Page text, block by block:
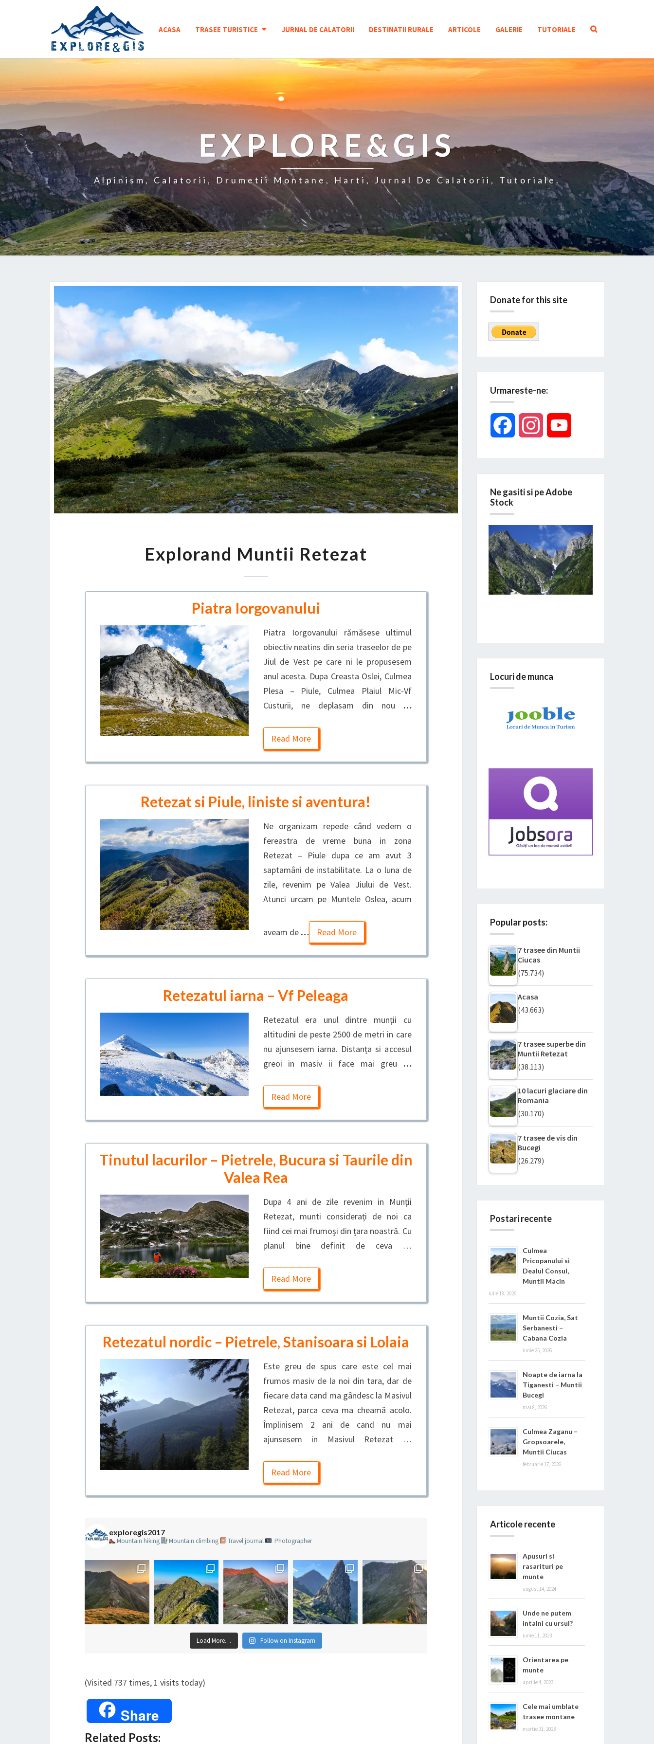
ACASA TRASEE TURISTICE JURNAL DE CALATORII DESTINATII RURALE ARTICOLE GALERIE TUTORIALE
SEARCH
EXPLORE&GIS
Alpinism, Calatorii, Drumetii Montane, Harti, Jurnal De Calatorii, Tutoriale.
MUNTII
Explorand Muntii Retezat
Piatra Iorgovanului
Piatra Iorgovanului rămăsese ultimul
obiectiv neatins din seria traseelor de pe
Jiul de Vest pe care ni le propusesem
anul acesta. Dupa Creasta Oslei, Culmea
Plesa – Piule, Culmea Plaiul Mic-Vf
Custurii, ne deplasam din nou …
Read More
Retezat si Piule, liniste si aventura!
Ne organizam repede când vedem o
fereastra de vreme buna in zona
Retezat – Piule dupa ce am avut 3
saptamâni de instabilitate. La o luna de
zile, revenim pe Valea Jiului de Vest.
Atunci urcam pe Muntele Oslea, acum
aveam de … Read More
Retezatul iarna – Vf Peleaga
Retezatul era unul dintre munții cu
altitudini de peste 2500 de metri in care
nu ajunsesem iarna. Distanța si accesul
greoi in masiv ii face mai greu
…
Read More
Tinutul lacurilor – Pietrele, Bucura si Taurile din
Valea Rea
Dupa 4 ani de zile revenim in Munții
Retezat, munti considerați de noi ca
fiind cei mai frumoși din țara noastră. Cu
planul bine definit de ceva …
Read More
Retezatul nordic – Pietrele, Stanisoara si Lolaia
Este greu de spus care este cel mai
frumos masiv de la noi din tara, dar de
fiecare data cand ma gândesc la Masivul
Retezat, parca ceva ma cheamă acolo.
Împlinisem 2 ani de cand nu mai
ajunsesem in Masivul Retezat …
Read More
exploregis2017
Mountain hiking Mountain climbing Travel journal Photographer
Load More… Follow on Instagram
(Visited 737 times, 1 visits today)
Share
Related Posts:
Donate for this site
Urmareste-ne:
Facebook Instagram
Ne gasiti si pe Adobe
Stock
Locuri de munca
Popular posts:
7 trasee din Muntii
Ciucas
(75.734)
Acasa
(43.663)
7 trasee superbe din
Muntii Retezat
(38.113)
10 lacuri glaciare din
Romania
(30.170)
7 trasee de vis din
Bucegi
(26.279)
Postari recente
Culmea
Pricopanului si
Dealul Consul,
Muntii Macin
iulie 18, 2026
Muntii Cozia, Sat
Serbanesti –
Cabana Cozia
iunie 25, 2026
Noapte de iarna la
Tiganesti – Muntii
Bucegi
mai 8, 2026
Culmea Zaganu –
Gropsoarele,
Muntii Ciucas
februarie 17, 2026
Articole recente
Apusuri si
rasarituri pe
munte
august 14, 2024
Unde ne putem
intalni cu ursul?
iunie 11, 2023
Orientarea pe
munte
aprilie 4, 2023
Cele mai umblate
trasee montane
martie 31, 2023